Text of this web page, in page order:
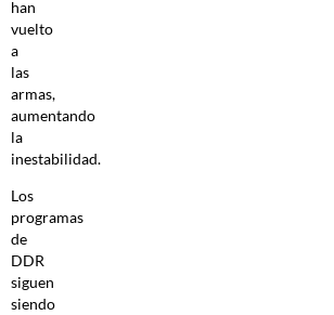
han
vuelto
a
las
armas,
aumentando
la
inestabilidad.
Los
programas
de
DDR
siguen
siendo